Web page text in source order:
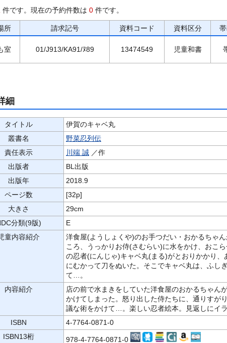
件です。現在の予約件数は 0 件です。
所 請求記号 資料コード 資料区分
室 01/J913/KA91/ﾇ89 13474549 児童和書
細
タイトル
伊賀のキャベ丸
叢書名
野菜忍列伝
責任表示
川端 誠 ／作
出版者
BL出版
出版年
2018.9
ページ数
[32p]
大きさ
29cm
分類(9版)
E
童内容紹介
洋食屋(ようしょくや)のお手つだい・おかるちゃ
ころ、うっかりお侍(さむらい)に水をかけ、おこ
の忍者(にんじゃ)キャベ丸(まる)がとおりかかり
にむかって刀をぬいた。そこでキャベ丸は、ふし
て…。
内容紹介
店の前で水まきをしていた洋食屋のおかるちゃん
かけてしまった。怒り出した侍たちに、通りすが
議な術をかけて…。楽しい忍者絵本。見返しにイラ
ISBN
4-7764-0871-0
ISBN13桁
978-4-7764-0871-0